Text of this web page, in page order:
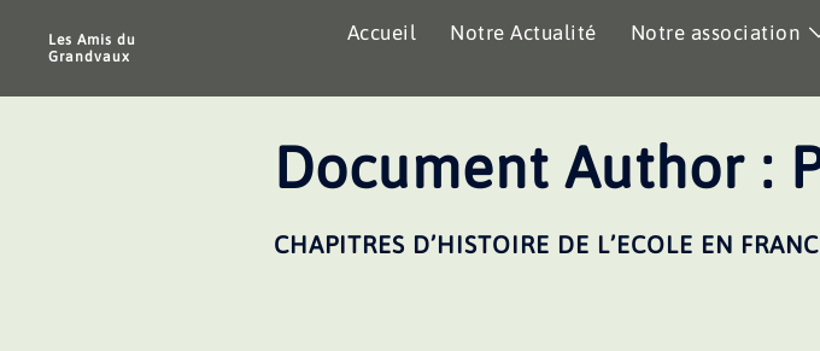
Les Amis du
Grandvaux
Accueil Notre Actualité Notre association
Document Author :
CHAPITRES D’HISTOIRE DE L’ECOLE EN